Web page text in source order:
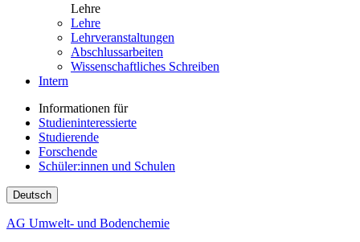
Lehre
Lehre
Lehrveranstaltungen
Abschlussarbeiten
Wissenschaftliches Schreiben
Intern
Informationen für
Studieninteressierte
Studierende
Forschende
Schüler:innen und Schulen
Deutsch
AG Umwelt- und Bodenchemie